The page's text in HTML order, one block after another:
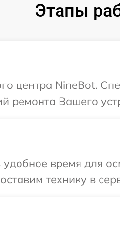
Этапы
центра NineBot.
ремонта Вашего
время для
технику в